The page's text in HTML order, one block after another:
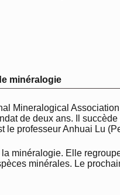
minéralogie
Mineralogical Association
de deux ans. Il
le professeur Anhuai Lu
minéralogie. Elle
minérales. Le